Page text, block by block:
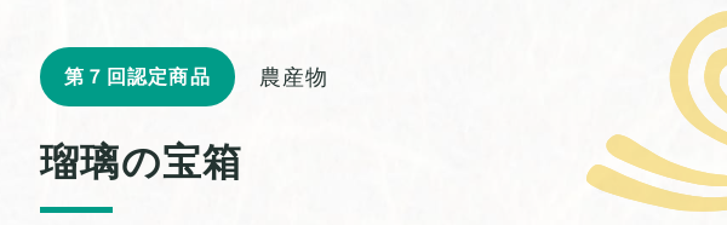
第７回認定商品 農産物
瑠璃の宝箱